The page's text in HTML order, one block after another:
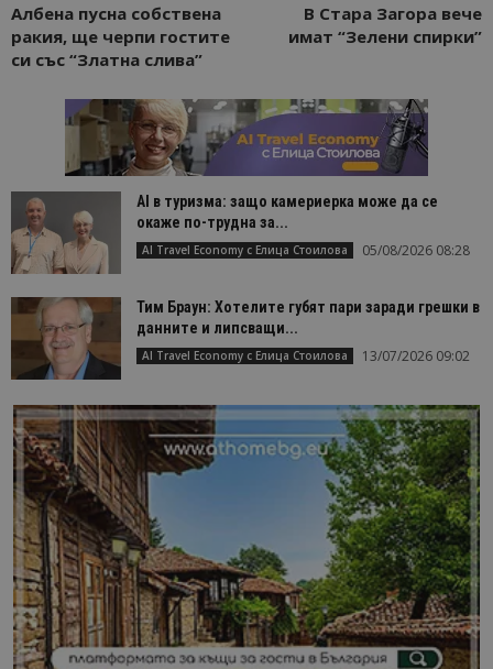
Албена пусна собствена
ракия, ще черпи гостите
си със “Златна слива”
В Стара Загора вече
имат “Зелени спирки”
AI в туризма: защо камериерка може да се
окаже по-трудна за...
AI Travel Economy с Елица Стоилова 05/08/2026 08:28
Тим Браун: Хотелите губят пари заради грешки в
данните и липсващи...
AI Travel Economy с Елица Стоилова 13/07/2026 09:02